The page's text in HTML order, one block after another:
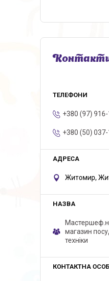
+380 (97)
+380 (50)
Житомир,
магазин
техніки